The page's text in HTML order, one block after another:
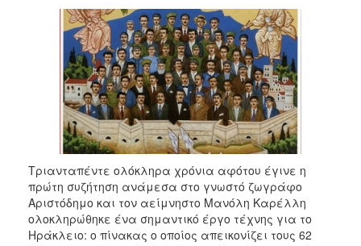
2012
2011
2010
2006
ΔΗΜΟΤΗΣ
ΕΠΙΣΚΕΠΤΗΣ
ΗΡΑΚΛΕΙΟ
Τριανταπέντε ολόκληρα χρόνια αφότου έγινε η
πρώτη συζήτηση ανάμεσα στο γνωστό ζωγράφο
Αριστόδημο και τον αείμνηστο Μανόλη Καρέλλη
ολοκληρώθηκε ένα σημαντικό έργο τέχνης για το
Ηράκλειο: ο πίνακας ο οποίος απεικονίζει τους 62